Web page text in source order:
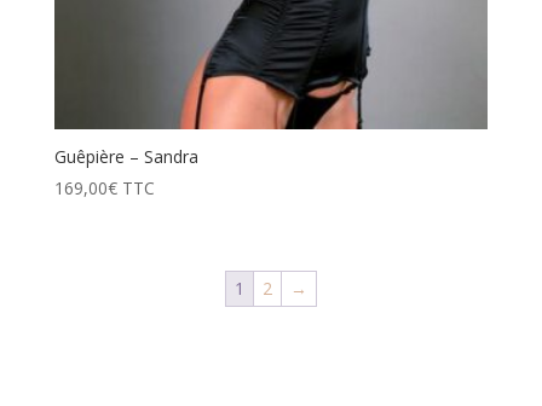
Guêpière – Sandra
169,00€ TTC
1 2
→